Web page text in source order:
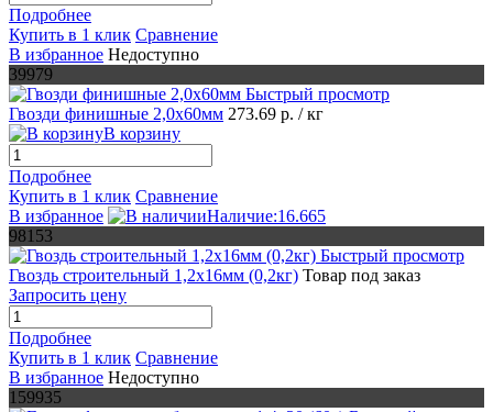
Подробнее
Купить в 1 клик Сравнение
В избранное Недоступно
39979
Быстрый просмотр
Гвозди финишные 2,0х60мм 273.69 р. / кг
В корзину
Подробнее
Купить в 1 клик Сравнение
В избранное
Наличие:16.665
98153
Быстрый просмотр
Гвоздь строительный 1,2х16мм (0,2кг) Товар под заказ
Запросить цену
Подробнее
Купить в 1 клик Сравнение
В избранное Недоступно
159935